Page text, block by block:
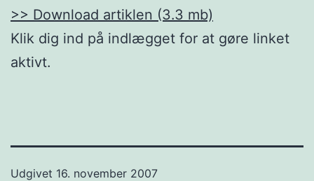
>> Download artiklen (3.3 mb)
Klik dig ind på indlægget for at gøre linket
aktivt.
Udgivet 16. november 2007